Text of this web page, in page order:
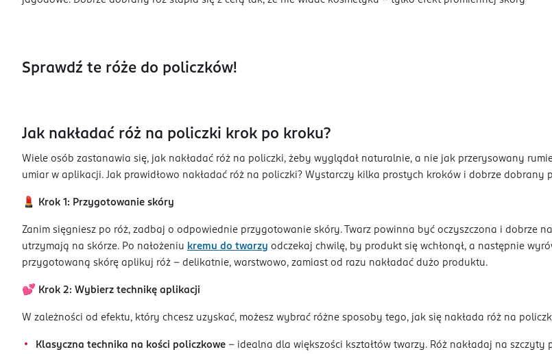
Sprawdź te róże do policzków!
Jak nakładać róż na policzki krok po kroku?
Wiele osób zastanawia się, jak nakładać róż na policzki, żeby wyglądał naturalnie, a nie jak przerysowany
umiar w aplikacji. Jak prawidłowo nakładać róż na policzki? Wystarczy kilka prostych kroków i dobrze dobrany
💄 Krok 1: Przygotowanie skóry
Zanim sięgniesz po róż, zadbaj o odpowiednie przygotowanie skóry. Twarz powinna być oczyszczona i dobrze
utrzymają na skórze. Po nałożeniu kremu do twarzy odczekaj chwilę, by produkt się wchłonął, a następnie
przygotowaną skórę aplikuj róż - delikatnie, warstwowo, zamiast od razu nakładać dużo produktu.
💕 Krok 2: Wybierz technikę aplikacji
W zależności od efektu, który chcesz uzyskać, możesz wybrać różne sposoby tego, jak się nakłada róż na
Klasyczna technika na kości policzkowe – idealna dla większości kształtów twarzy. Róż nakładaj na